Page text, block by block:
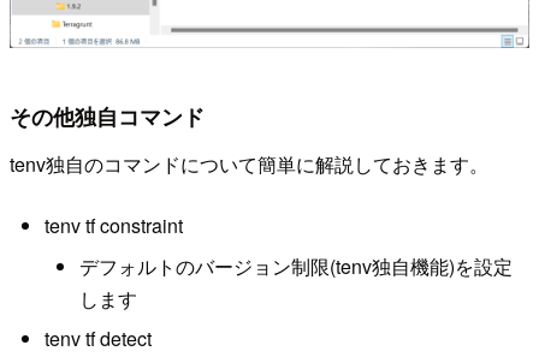
その他独自コマンド
tenv独自のコマンドについて簡単に解説しておきます。
tenv tf constraint
デフォルトのバージョン制限(tenv独自機能)を設定
します
tenv tf detect